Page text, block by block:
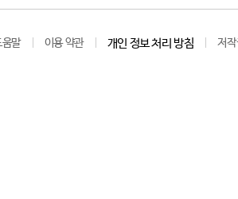
움말 이용 약관 개인 정보 처리 방침 저